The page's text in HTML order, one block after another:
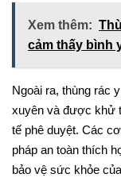
Xem thêm:
cảm thấy bình
Ngoài ra, thùng rác
xuyên và được khử
tế phê duyệt. Các
pháp an toàn thích
bảo vệ sức khỏe